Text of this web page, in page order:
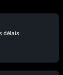
délais.